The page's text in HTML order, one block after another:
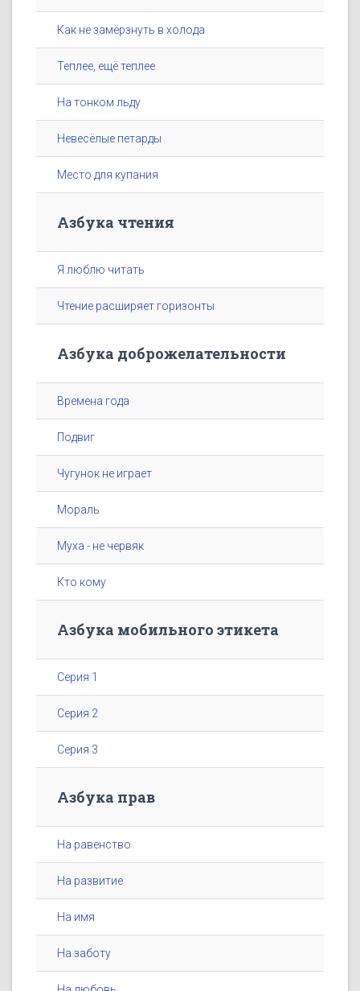
Как не замёрзнуть в холода
Теплее, ещё теплее
На тонком льду
Невесёлые петарды
Место для купания
Азбука чтения
Я люблю читать
Чтение расширяет горизонты
Азбука доброжелательности
Времена года
Подвиг
Чугунок не играет
Мораль
Муха - не червяк
Кто кому
Азбука мобильного этикета
Серия 1
Серия 2
Серия 3
Азбука прав
На равенство
На развитие
На имя
На заботу